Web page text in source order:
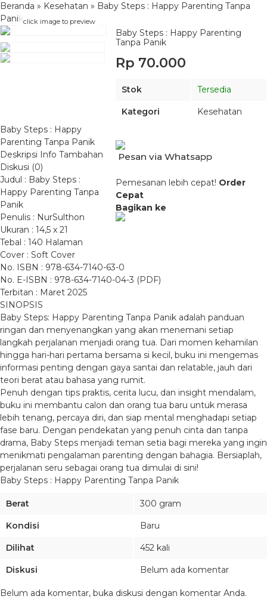
Beranda » Kesehatan » Baby Steps : Happy Parenting Tanpa
Panikclick image to preview
Baby Steps : Happy Parenting
Tanpa Panik
Rp 70.000
Stok Tersedia
Kategori Kesehatan
Pesan via Whatsapp
Pemesanan lebih cepat! Order
Cepat
Bagikan ke
Baby Steps : Happy
Parenting Tanpa Panik
Deskripsi Info Tambahan
Diskusi (0)
Judul : Baby Steps :
Happy Parenting Tanpa
Panik
Penulis : NurSulthon
Ukuran : 14,5 x 21
Tebal : 140 Halaman
Cover : Soft Cover
No. ISBN : 978-634-7140-63-0
No. E-ISBN : 978-634-7140-04-3 (PDF)
Terbitan : Maret 2025
SINOPSIS
Baby Steps: Happy Parenting Tanpa Panik adalah panduan
ringan dan menyenangkan yang akan menemani setiap
langkah perjalanan menjadi orang tua. Dari momen kehamilan
hingga hari-hari pertama bersama si kecil, buku ini mengemas
informasi penting dengan gaya santai dan relatable, jauh dari
teori berat atau bahasa yang rumit.
Penuh dengan tips praktis, cerita lucu, dan insight mendalam,
buku ini membantu calon dan orang tua baru untuk merasa
lebih tenang, percaya diri, dan siap mental menghadapi setiap
fase baru. Dengan pendekatan yang penuh cinta dan tanpa
drama, Baby Steps menjadi teman setia bagi mereka yang ingin
menikmati pengalaman parenting dengan bahagia. Bersiaplah,
perjalanan seru sebagai orang tua dimulai di sini!
Baby Steps : Happy Parenting Tanpa Panik
Berat 300 gram
Kondisi Baru
Dilihat 452 kali
Diskusi Belum ada komentar
Belum ada komentar, buka diskusi dengan komentar Anda.